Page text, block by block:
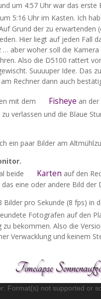
um 4:57 Uhr war das
5:16 Uhr im Kasten. Ich
Grund der zu
Hier liegt auf jeden Fall
… aber woher soll die
Also die D5100 rattert
Suuuuper Idee. Das
Rechner dann auch
mit dem Fisheye an der
verlassen und die Blaue
ein paar Bilder am
beide
Karten auf den
eine oder andere Bild
Bilder pro Sekunde (8 fps)
Fotografen auf den
zu bekommen. Also die
Verwacklung und keinem
Timelapse
Format(s) not supported or